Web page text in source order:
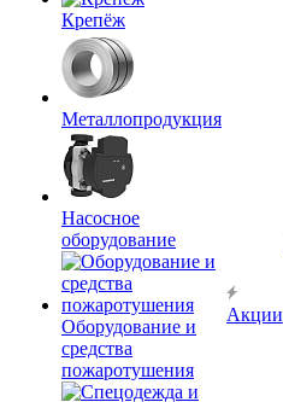
Крепёж
Металлопродукция
Насосное
оборудование
Оборудование и
средства
пожаротушения
Акции